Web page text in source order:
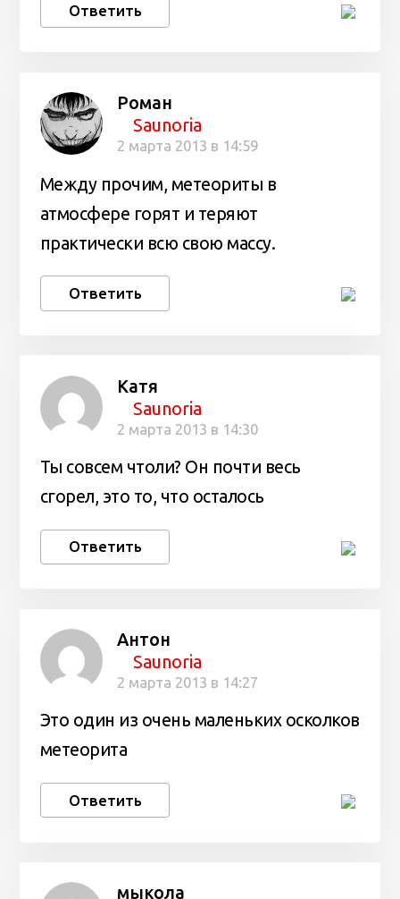
Ответить
Роман
Saunoria
2 марта 2013 в 14:59
Между прочим, метеориты в
атмосфере горят и теряют
практически всю свою массу.
Ответить
Катя
Saunoria
2 марта 2013 в 14:30
Ты совсем чтоли? Он почти весь
сгорел, это то, что осталось
Ответить
Антон
Saunoria
2 марта 2013 в 14:27
Это один из очень маленьких осколков
метеорита
Ответить
мыкола